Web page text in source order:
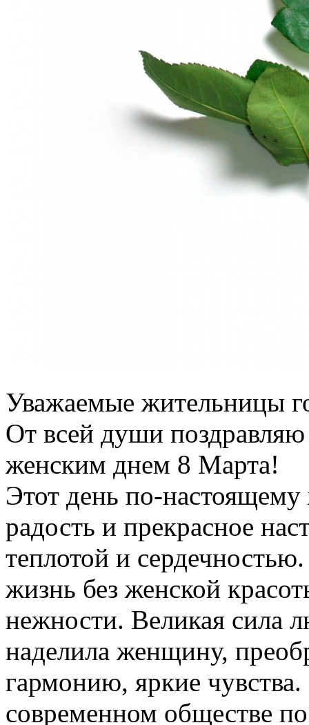
Уважаемые жительницы
От всей души
женским днем 8 Марта!
Этот день по-
радость и прекрасное
теплотой и
жизнь без женской
нежности. Великая сила
наделила женщину,
гармонию, яркие
современном обществе